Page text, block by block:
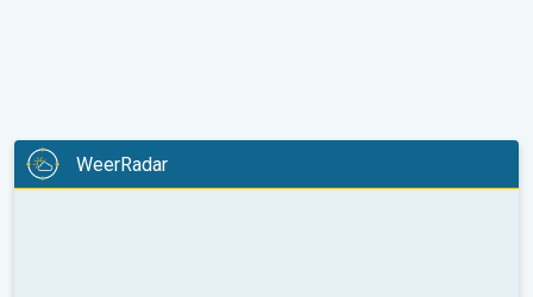
WeerRadar